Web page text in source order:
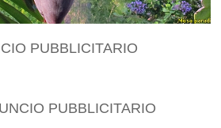
PUBBLICITARIO
PUBBLICITARIO